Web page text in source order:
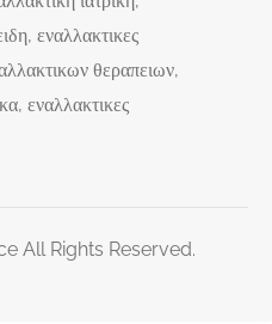
εναλλακτικες
θεραπειων,
εναλλακτικες
All Rights Reserved.